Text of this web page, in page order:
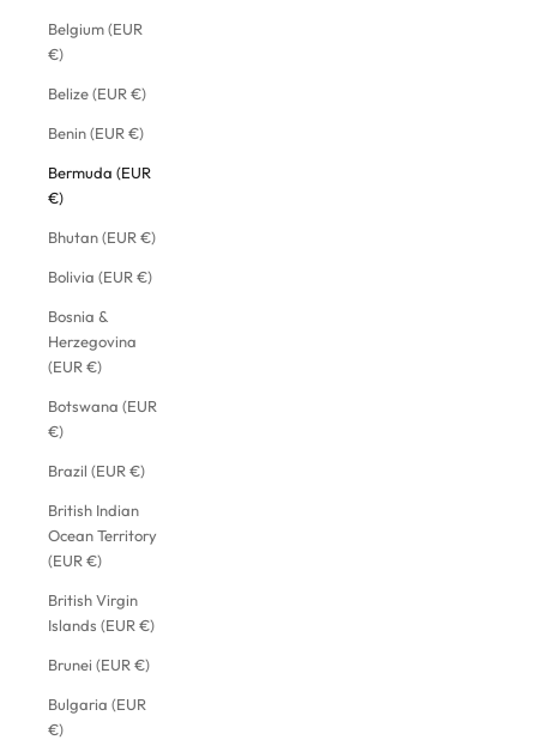
Belgium (EUR
€)
Belize (EUR €)
Benin (EUR €)
Bermuda (EUR
€)
Bhutan (EUR €)
Bolivia (EUR €)
Bosnia &
Herzegovina
(EUR €)
Botswana (EUR
€)
Brazil (EUR €)
British Indian
Ocean Territory
(EUR €)
British Virgin
Islands (EUR €)
Brunei (EUR €)
Bulgaria (EUR
€)